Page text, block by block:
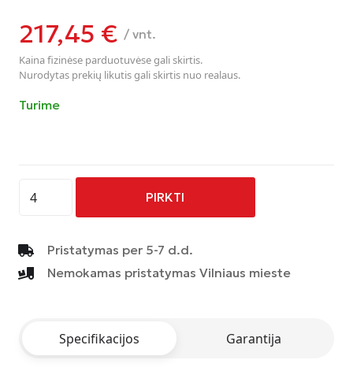
217,45 € / vnt.
Kaina fizinėse parduotuvėse gali skirtis.
Nurodytas prekių likutis gali skirtis nuo realaus.
Turime
kiekis:
-
AC-
MB4
PIRKTI
Pristatymas per 5-7 d.d.
Nemokamas pristatymas Vilniaus mieste
Specifikacijos Garantija